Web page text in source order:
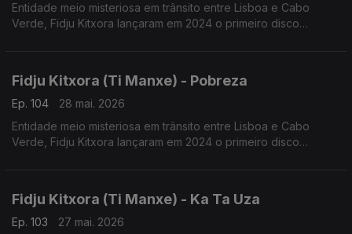
Entidade meio misteriosa em trânsito entre Lisboa e Cabo
Verde, Fidju Kitxora lançaram em 2024 o primeiro disco
Fidju Kitxora (Ti Manxe) - Pobreza
Ep. 104
28 mai. 2026
Entidade meio misteriosa em trânsito entre Lisboa e Cabo
Verde, Fidju Kitxora lançaram em 2024 o primeiro disco
Fidju Kitxora (Ti Manxe) - Ka Ta Uza
Ep. 103
27 mai. 2026